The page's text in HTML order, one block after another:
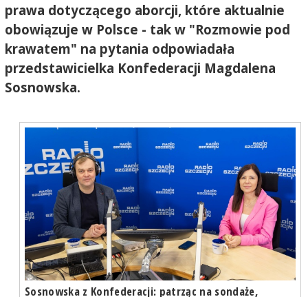
prawa dotyczącego aborcji, które aktualnie
obowiązuje w Polsce - tak w "Rozmowie pod
krawatem" na pytania odpowiadała
przedstawicielka Konfederacji Magdalena
Sosnowska.
Sosnowska z Konfederacji: patrząc na sondaże,